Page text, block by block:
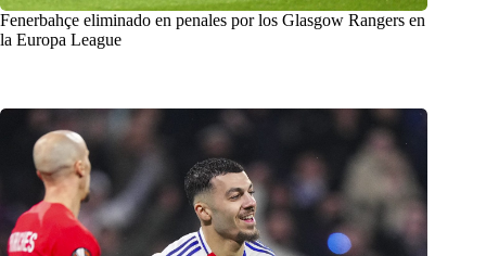
Fenerbahçe eliminado en penales por los Glasgow Rangers en
la Europa League